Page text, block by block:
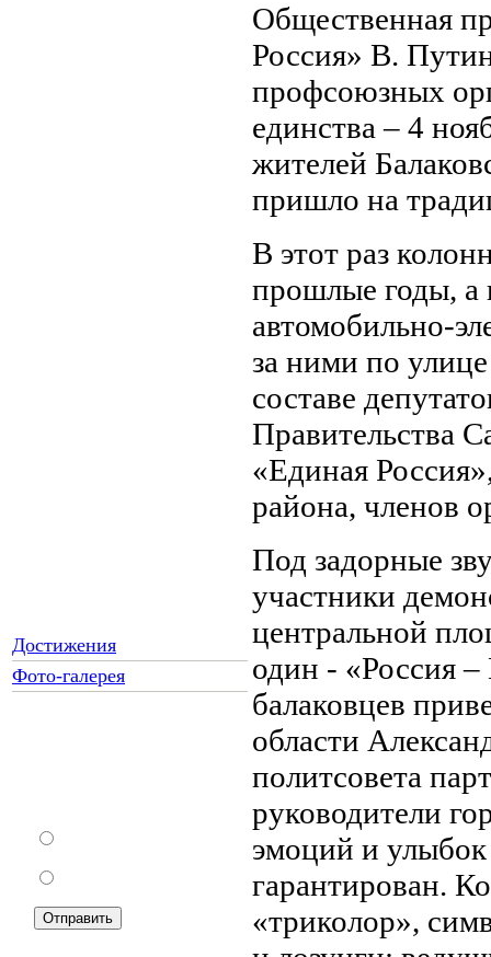
Достижения
Фото-галерея
Общественная
Россия» В.
профсоюзных
единства – 4
жителей
пришло на
В этот раз
прошлые годы, а
автомобильно-
за ними по
составе
Правительства
«Единая
района, членов
Под задорные
участники
центральной
один - «Россия
балаковцев
области
политсовета
руководители
эмоций и улыбок
гарантирован.
«триколор»,